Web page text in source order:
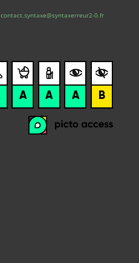
contact.syntaxe@syntaxerreur2-0.fr